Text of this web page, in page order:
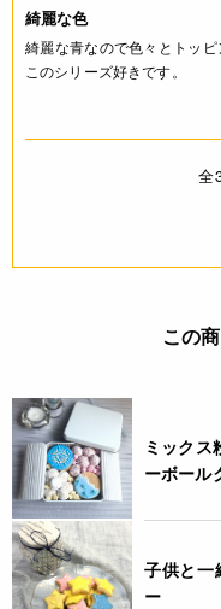
綺麗な色
綺麗な青なので色々とトッ
このシリーズ好きです。
全
この
ミックス
ーボール
子供と一
ー